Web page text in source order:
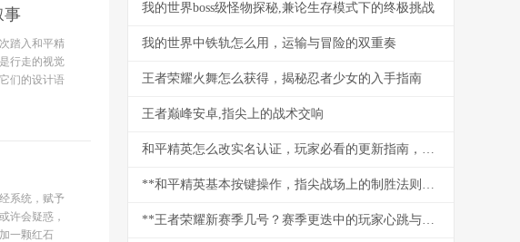
事
踏入和平精
行走的视觉
们的设计语
系统，赋予
许会疑惑，
一颗红石
我的世界boss级怪物探秘,兼论生存模式下的终极挑战
我的世界中铁轨怎么用，运输与冒险的双重奏
王者荣耀火舞怎么获得，揭秘忍者少女的入手指南
王者巅峰安卓,指尖上的战术交响
和平精英怎么改实名认证，玩家必看的更新指南，副标题，资深玩家详解步骤与心得
**和平精英基本按键操作，指尖战场上的制胜法则：老兵的操控哲学**
**王者荣耀新赛季几号？赛季更迭中的玩家心跳与策略风暴,副标题,资深玩家眼中的版本脉搏与新征程**